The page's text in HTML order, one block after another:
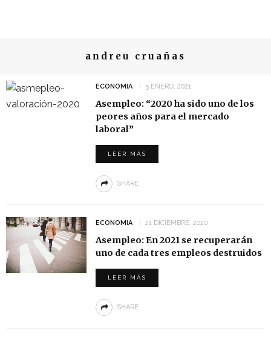
andreu cruañas
ECONOMIA 5 ENERO, 2021
Asempleo: “2020 ha sido uno de los
peores años para el mercado
laboral”
LEER MÁS
SHARE
ECONOMIA 21 DICIEMBRE, 2020
Asempleo: En 2021 se recuperarán
uno de cada tres empleos destruidos
LEER MÁS
SHARE